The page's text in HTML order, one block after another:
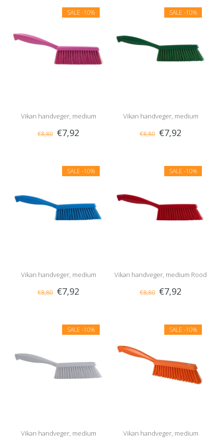
SALE -10%
Vikan handveger, medium
€8,80 €7,92
SALE -10%
Vikan handveger, medium
Groen
€8,80 €7,92
SALE -10%
Vikan handveger, medium
Blauw
€8,80 €7,92
SALE -10%
Vikan handveger, medium Rood
€8,80 €7,92
SALE -10%
Vikan handveger, medium
SALE -10%
Vikan handveger, medium